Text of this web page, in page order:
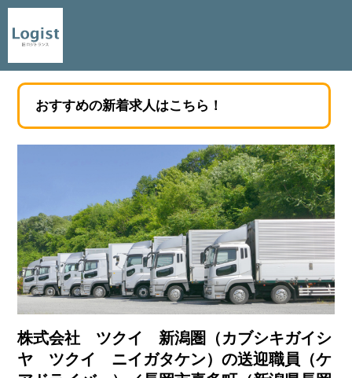
おすすめの新着求人はこちら！
株式会社 ツクイ 新潟圏（カブシキガイシ
ヤ ツクイ ニイガタケン）の送迎職員（ケ